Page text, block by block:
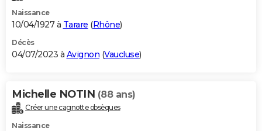
Naissance
10/04/1927 à Tarare (Rhône)
Décès
04/07/2023 à Avignon (Vaucluse)
Michelle NOTIN (88 ans)
Créer une cagnotte obsèques
Naissance